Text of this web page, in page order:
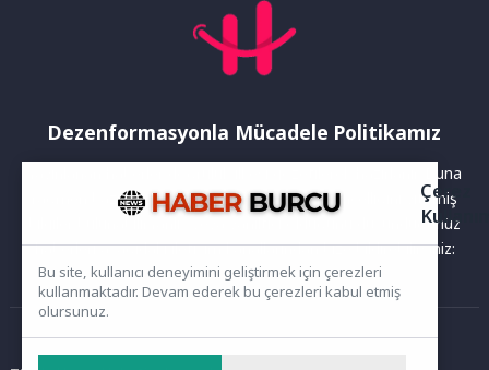
Dezenformasyonla Mücadele Politikamız
Yayınlanan haberler doğruluk ilkesi gözetilerek hazırlanır. Buna
rağmen bazı içeriklerde eksik, hatalı veya güncelliğini yitirmiş
bilgiler bulunabilir.Yanlış veya yanıltıcı olduğunu düşündüğünüz
haberleri aşağıdaki iletişim kanallarından bize bildirebilirsiniz:
Ana Sayfa
Çerez
Bu site, kullanıcı deneyimini geliştirmek için çerezleri
kullanmaktadır. Devam ederek bu çerezleri kabul etmiş
olursunuz.